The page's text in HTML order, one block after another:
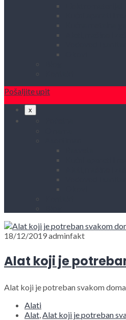
Pošaljite upit
x
18/12/2019adminfakt
Alat koji je
Alat koji je potreban svakom
Alati
Alat,Alat koji je potreban